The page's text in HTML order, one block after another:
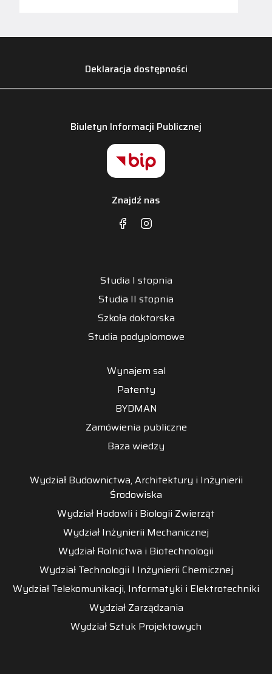
Deklaracja dostępności
Biuletyn Informacji Publicznej
Znajdź nas
Studia I stopnia
Studia II stopnia
Szkoła doktorska
Studia podyplomowe
Wynajem sal
Patenty
BYDMAN
Zamówienia publiczne
Baza wiedzy
Wydział Budownictwa, Architektury i Inżynierii
Środowiska
Wydział Hodowli i Biologii Zwierząt
Wydział Inżynierii Mechanicznej
Wydział Rolnictwa i Biotechnologii
Wydział Technologii I Inżynierii Chemicznej
Wydział Telekomunikacji, Informatyki i Elektrotechniki
Wydział Zarządzania
Wydział Sztuk Projektowych